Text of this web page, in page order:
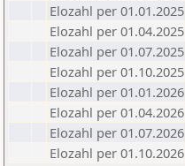
Elozahl per 01.01.2025
Elozahl per 01.04.2025
Elozahl per 01.07.2025
Elozahl per 01.10.2025
Elozahl per 01.01.2026
Elozahl per 01.04.2026
Elozahl per 01.07.2026
Elozahl per 01.10.2026